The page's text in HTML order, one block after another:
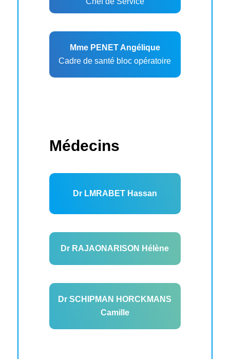
Mme PENET Angélique
Cadre de santé bloc opératoire
Médecins
Dr LMRABET Hassan
Dr RAJAONARISON Hélène
Dr SCHIPMAN HORCKMANS
Camille